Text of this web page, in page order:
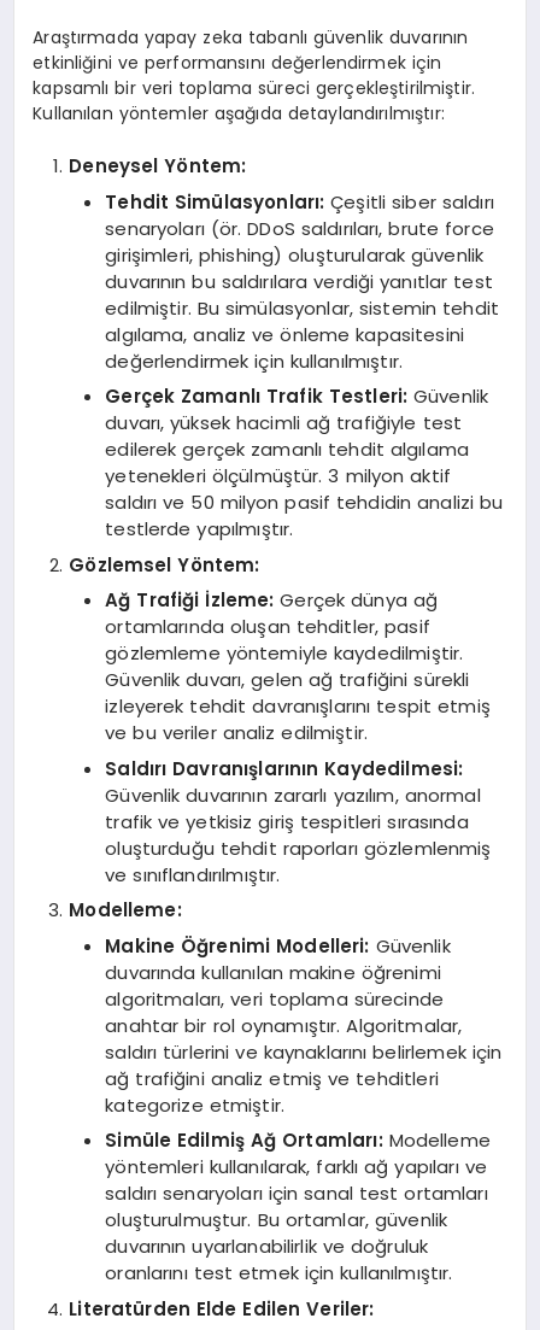
Araştırmada yapay zeka tabanlı güvenlik duvarının
etkinliğini ve performansını değerlendirmek için
kapsamlı bir veri toplama süreci gerçekleştirilmiştir.
Kullanılan yöntemler aşağıda detaylandırılmıştır:
Deneysel Yöntem:
Tehdit Simülasyonları: Çeşitli siber saldırı
senaryoları (ör. DDoS saldırıları, brute force
girişimleri, phishing) oluşturularak güvenlik
duvarının bu saldırılara verdiği yanıtlar test
edilmiştir. Bu simülasyonlar, sistemin tehdit
algılama, analiz ve önleme kapasitesini
değerlendirmek için kullanılmıştır.
Gerçek Zamanlı Trafik Testleri: Güvenlik
duvarı, yüksek hacimli ağ trafiğiyle test
edilerek gerçek zamanlı tehdit algılama
yetenekleri ölçülmüştür. 3 milyon aktif
saldırı ve 50 milyon pasif tehdidin analizi bu
testlerde yapılmıştır.
Gözlemsel Yöntem:
Ağ Trafiği İzleme: Gerçek dünya ağ
ortamlarında oluşan tehditler, pasif
gözlemleme yöntemiyle kaydedilmiştir.
Güvenlik duvarı, gelen ağ trafiğini sürekli
izleyerek tehdit davranışlarını tespit etmiş
ve bu veriler analiz edilmiştir.
Saldırı Davranışlarının Kaydedilmesi:
Güvenlik duvarının zararlı yazılım, anormal
trafik ve yetkisiz giriş tespitleri sırasında
oluşturduğu tehdit raporları gözlemlenmiş
ve sınıflandırılmıştır.
Modelleme:
Makine Öğrenimi Modelleri: Güvenlik
duvarında kullanılan makine öğrenimi
algoritmaları, veri toplama sürecinde
anahtar bir rol oynamıştır. Algoritmalar,
saldırı türlerini ve kaynaklarını belirlemek için
ağ trafiğini analiz etmiş ve tehditleri
kategorize etmiştir.
Simüle Edilmiş Ağ Ortamları: Modelleme
yöntemleri kullanılarak, farklı ağ yapıları ve
saldırı senaryoları için sanal test ortamları
oluşturulmuştur. Bu ortamlar, güvenlik
duvarının uyarlanabilirlik ve doğruluk
oranlarını test etmek için kullanılmıştır.
Literatürden Elde Edilen Veriler: